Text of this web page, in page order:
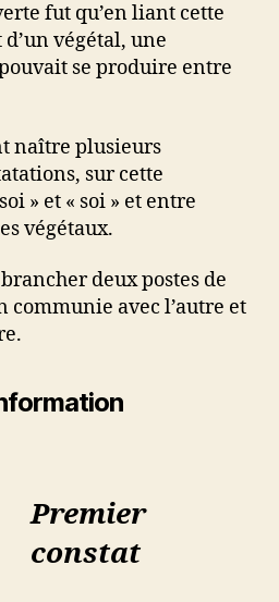
fut qu’en liant cette
végétal, une
se produire entre
naître plusieurs
sur cette
» et « soi » et entre
végétaux.
deux postes de
communie avec l’autre et
Premier
constat